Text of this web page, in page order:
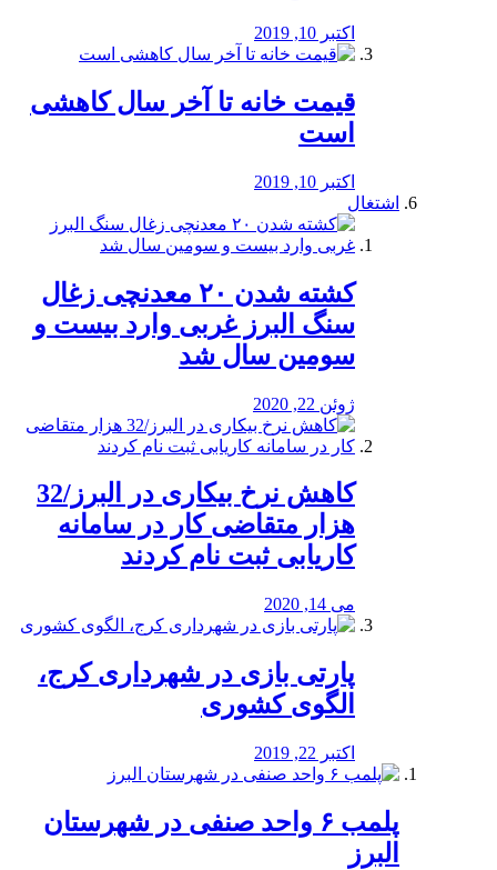
اکتبر 10, 2019
قیمت خانه تا آخر سال کاهشی
است
اکتبر 10, 2019
اشتغال
کشته شدن ۲۰ معدنچی زغال
سنگ البرز غربی وارد بیست و
سومین سال شد
ژوئن 22, 2020
کاهش نرخ بیکاری در البرز/32
هزار متقاضی کار در سامانه
کاریابی ثبت نام کردند
می 14, 2020
پارتی بازی در شهرداری کرج،
الگوی کشوری
اکتبر 22, 2019
پلمب ۶ واحد صنفی در شهرستان
البرز